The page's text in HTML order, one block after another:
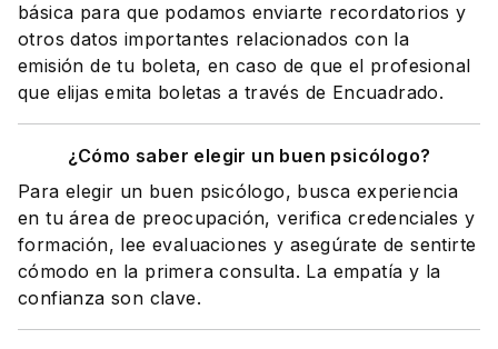
básica para que podamos enviarte recordatorios y
otros datos importantes relacionados con la
emisión de tu boleta, en caso de que el profesional
que elijas emita boletas a través de Encuadrado.
¿Cómo saber elegir un buen psicólogo?
Para elegir un buen psicólogo, busca experiencia
en tu área de preocupación, verifica credenciales y
formación, lee evaluaciones y asegúrate de sentirte
cómodo en la primera consulta. La empatía y la
confianza son clave.